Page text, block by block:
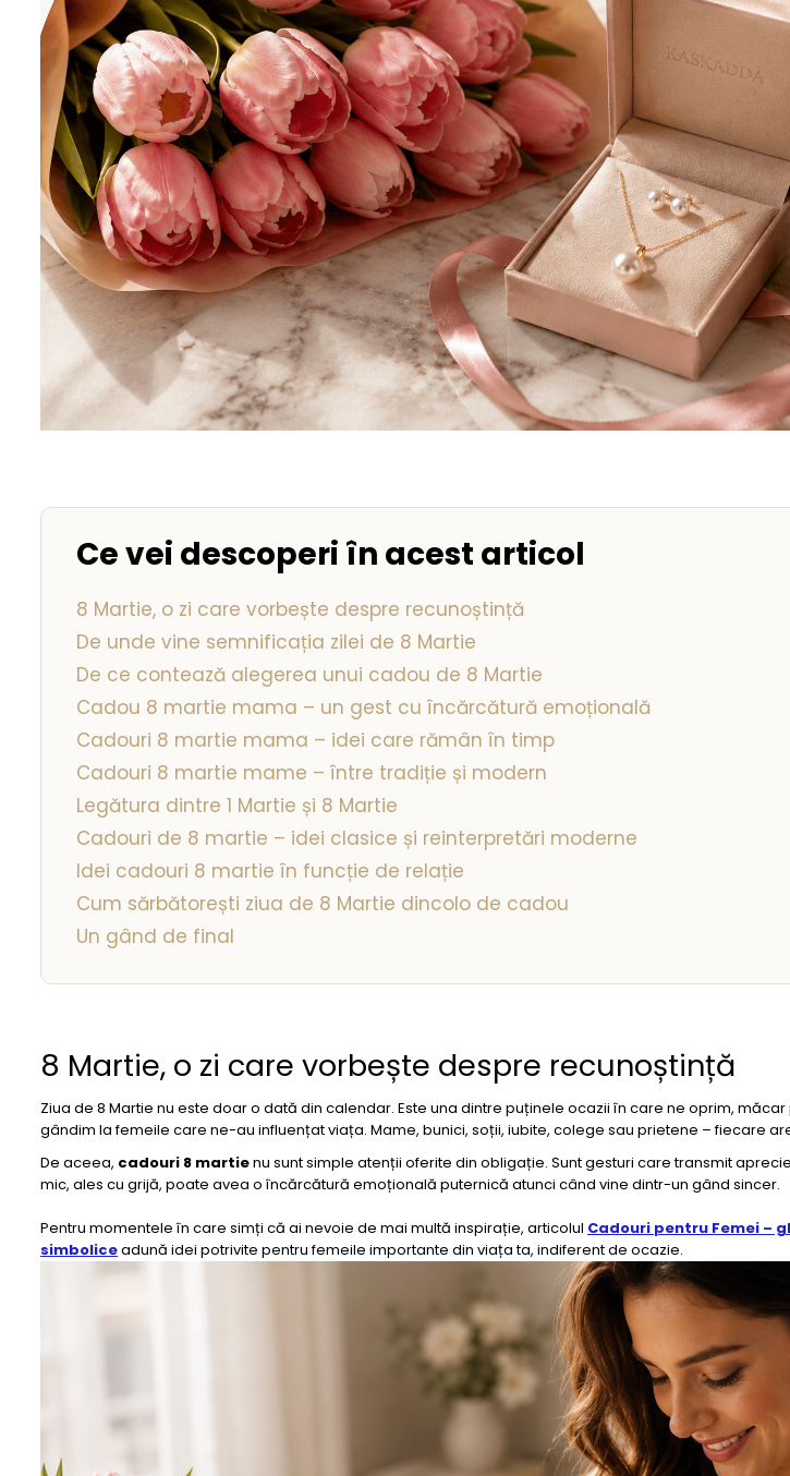
Seturi Perle cu Argint
Brățări cu Perle
Pandantive cu Perle
Brose cu Perle
Ce vei descoperi în acest articol
8 Martie, o zi care vorbește despre recunoștință
De unde vine semnificația zilei de 8 Martie
De ce contează alegerea unui cadou de 8 Martie
Cadou 8 martie mama – un gest cu încărcătură emoțională
Cadouri 8 martie mama – idei care rămân în timp
Cadouri 8 martie mame – între tradiție și modern
Legătura dintre 1 Martie și 8 Martie
Cadouri de 8 martie – idei clasice și reinterpretări moderne
Idei cadouri 8 martie în funcție de relație
Cum sărbătorești ziua de 8 Martie dincolo de cadou
Un gând de final
8 Martie, o zi care vorbește despre recunoștință
Ziua de 8 Martie nu este doar o dată din calendar. Este una dintre puținele ocazii în care ne oprim,
gândim la femeile care ne-au influențat viața. Mame, bunici, soții, iubite, colege sau prietene – fiecare
De aceea, cadouri 8 martienu sunt simple atenții oferite din obligație. Sunt gesturi care transmit
mic, ales cu grijă, poate avea o încărcătură emoțională puternică atunci când vine dintr-un gând sincer.
Pentru momentele în care simți că ai nevoie de mai multă inspirație, articolul Cadouri pentru Femei –
simboliceadună idei potrivite pentru femeile importante din viața ta, indiferent de ocazie.